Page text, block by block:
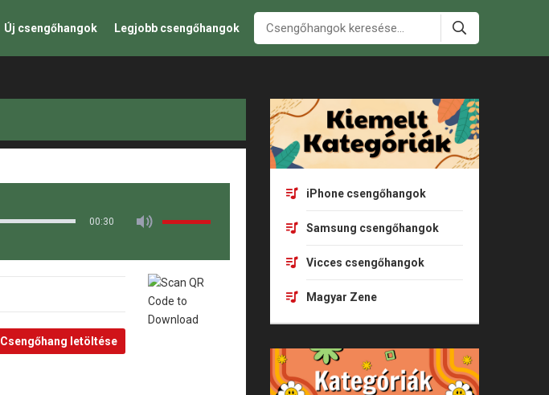
Új csengőhangok Legjobb csengőhangok
00:30
Csengőhang letöltése
iPhone csengőhangok
Samsung csengőhangok
Vicces csengőhangok
Magyar Zene